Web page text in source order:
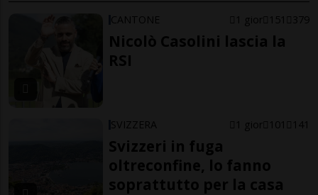
CANTONE 1 gior 151 379
Nicolò Casolini lascia la
RSI
SVIZZERA 1 gior 101 141
Svizzeri in fuga
oltreconfine, lo fanno
soprattutto per la casa